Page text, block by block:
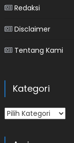
Redaksi
Disclaimer
Tentang Kami
Kategori
Kategori